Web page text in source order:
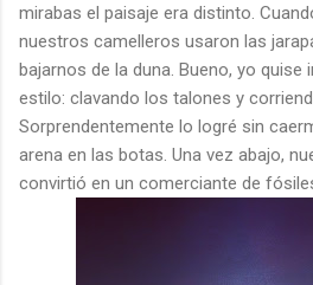
mirabas el paisaje era distinto.
nuestros camelleros usaron las
bajarnos de la duna. Bueno, yo quise
estilo: clavando los talones y
Sorprendentemente lo logré sin
arena en las botas. Una vez abajo,
convirtió en un comerciante de